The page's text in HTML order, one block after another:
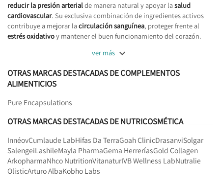
reducir la presión arterialde manera natural y apoyar lasalud
cardiovascular. Su exclusiva combinación de ingredientes activos
contribuye a mejorar lacirculación sanguínea, proteger frente al
estrés oxidativoy mantener el buen funcionamiento del corazón.
ver más 
OTRAS MARCAS DESTACADAS DE COMPLEMENTOS
ALIMENTICIOS
Pure Encapsulations
OTRAS MARCAS DESTACADAS DE NUTRICOSMÉTICA
InnéovCumlaude LabHifas Da TerraGoah ClinicDrasanviSolgar
SalengeiLashileMayla PharmaGema HerreríasGold Collagen
ArkopharmaNhco NutritionVitanaturIVB Wellness LabNutralie
OlisticArturo AlbaKobho Labs